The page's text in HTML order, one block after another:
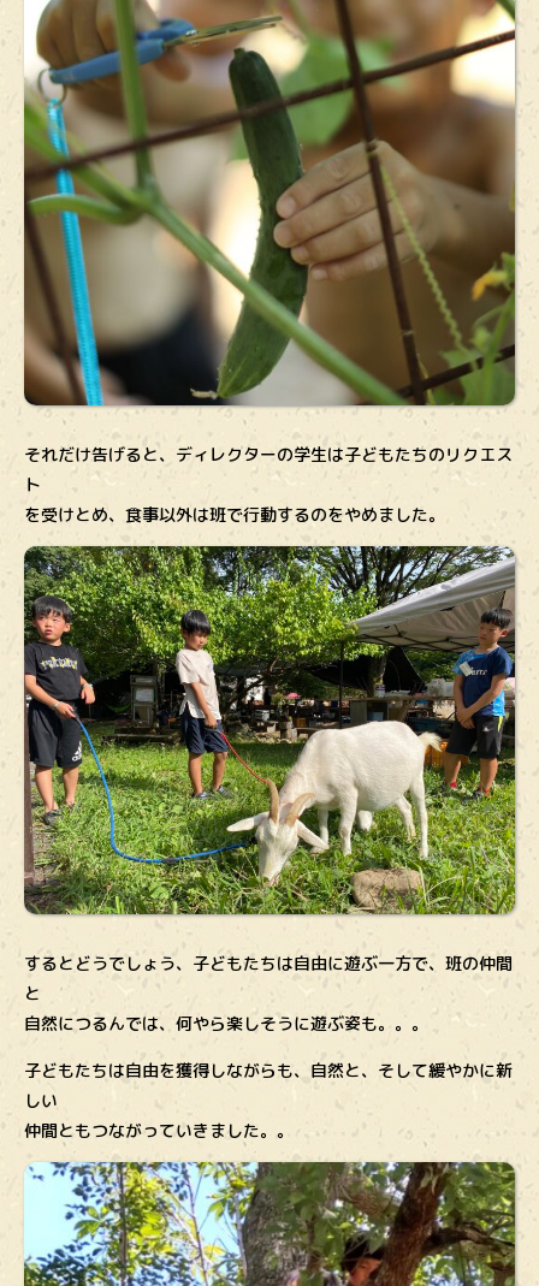
それだけ告げると、ディレクターの学生は子どもたちのリクエス
ト
を受けとめ、食事以外は班で行動するのをやめました。
するとどうでしょう、子どもたちは自由に遊ぶ一方で、班の仲間
と
自然につるんでは、何やら楽しそうに遊ぶ姿も。。。
子どもたちは自由を獲得しながらも、自然と、そして緩やかに新
しい
仲間ともつながっていきました。。